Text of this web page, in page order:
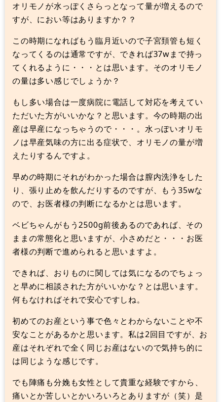
オリモノが水っぽくさらっとなって量が増えるので
すが、におい等はありますか？？
この時期になればもう臨月近いので子宮頚管も短く
なってくるのは通常ですが、できれば37wまで持っ
てくれるように・・・とは思います。そのオリモノ
の量は多い感じでしょうか？
もし多い場合は一度病院に電話して対応を考えてい
ただいた方がいいかな？と思います。今の時期の出
産は早産になっちゃうので・・・。水っぽいオリモ
ノは早産気味の方に出る症状で、オリモノの量が増
えたりするんですよ。
早めの時期にそれがわかった場合は膣内洗浄をした
り、張り止めを飲んだりするのですが、もう35wな
ので、お医者様の判断になるかとは思います。
ベビちゃんがもう2500g前後あるのであれば、その
ままの常態化と思いますが、小さめだと・・・お医
者様の判断で進められると思いますよ。
できれば、おりものに関しては気になるのでちょっ
と早めに相談された方がいいかな？とは思います。
何もなければそれで安心ですしね。
初めてのお産という事で色々とわからないことや不
安なことがあるかと思います。私は2回目ですが、お
産はそれぞれで全く同じお産はないので気持ち的に
は同じような感じです。
でも陣痛も分娩も女性として貴重な経験ですから、
痛いとか苦しいとかいろいろとありますが（笑）是